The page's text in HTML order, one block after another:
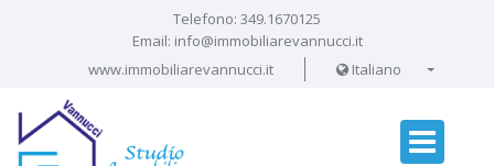
Telefono: 349.1670125
Email: info@immobiliarevannucci.it
www.immobiliarevannucci.it
Italiano